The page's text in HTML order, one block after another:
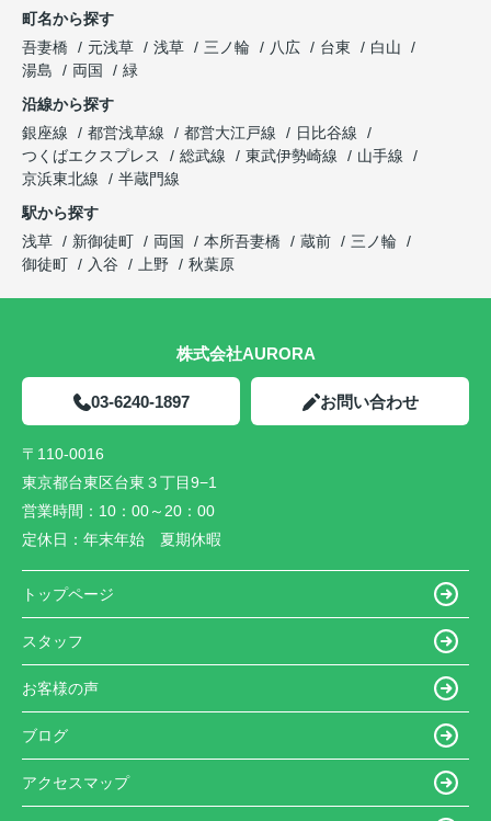
町名から探す
吾妻橋
元浅草 浅草 三ノ輪 八広 台東
白山
湯島
両国
緑
沿線から探す
銀座線
都営浅草線 都営大江戸線
日比谷線
つくばエクスプレス
総武線 東武伊勢崎線
山手線
京浜東北線
半蔵門線
駅から探す
浅草
新御徒町 両国 本所吾妻橋 蔵前
三ノ輪
御徒町
入谷 上野 秋葉原
株式会社AURORA
03-6240-1897 お問い合わせ
〒110-0016
東京都台東区台東３丁目9−1
営業時間： 10：00～20：00
定休日： 年末年始 夏期休暇
トップページ
スタッフ
お客様の声
ブログ
アクセスマップ